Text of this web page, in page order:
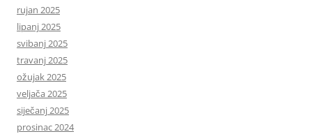
rujan 2025
lipanj 2025
svibanj 2025
travanj 2025
ožujak 2025
veljača 2025
siječanj 2025
prosinac 2024